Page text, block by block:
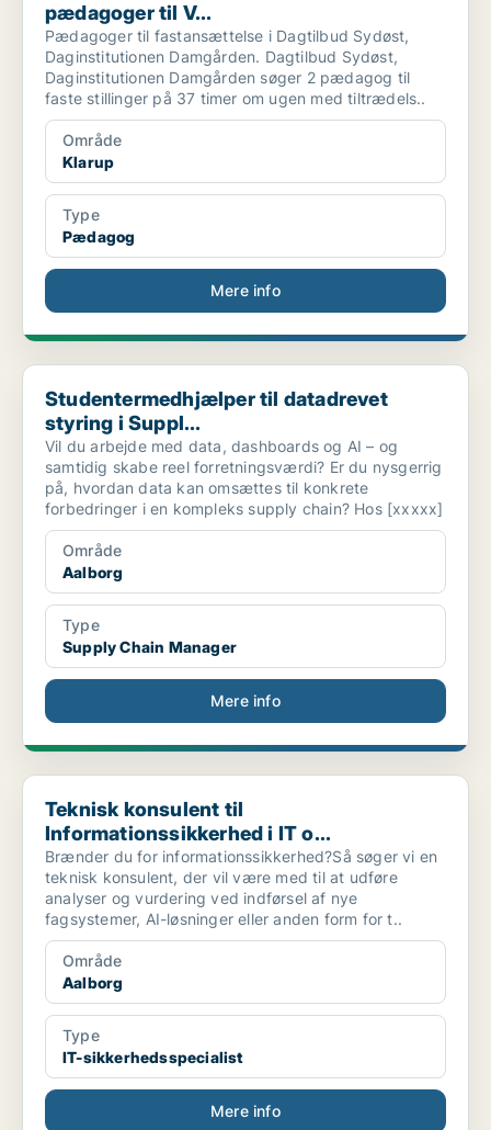
pædagoger til V...
Pædagoger til fastansættelse i Dagtilbud Sydøst,
Daginstitutionen Damgården. Dagtilbud Sydøst,
Daginstitutionen Damgården søger 2 pædagog til
faste stillinger på 37 timer om ugen med tiltrædels..
Område
Klarup
Type
Pædagog
Mere info
Studentermedhjælper til datadrevet styring i Suppl...
Studentermedhjælper til datadrevet
styring i Suppl...
Vil du arbejde med data, dashboards og AI – og
samtidig skabe reel forretningsværdi? Er du nysgerrig
på, hvordan data kan omsættes til konkrete
forbedringer i en kompleks supply chain? Hos [xxxxx]
Område
Aalborg
Type
Supply Chain Manager
Mere info
Teknisk konsulent til Informationssikkerhed i IT o...
Teknisk konsulent til
Informationssikkerhed i IT o...
Brænder du for informationssikkerhed?Så søger vi en
teknisk konsulent, der vil være med til at udføre
analyser og vurdering ved indførsel af nye
fagsystemer, AI-løsninger eller anden form for t..
Område
Aalborg
Type
IT-sikkerhedsspecialist
Mere info